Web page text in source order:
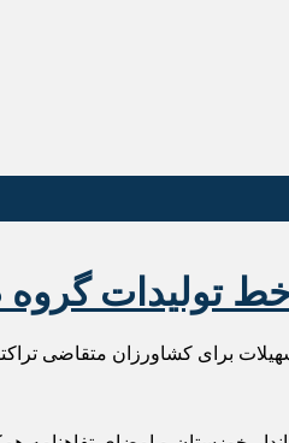
تولیدات گروه
برای کشاورزان متقاضی